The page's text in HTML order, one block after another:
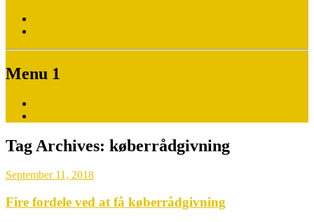
Menu 1
Tag Archives: køberrådgivning
September 11, 2018
Fire fordele ved at få køberrådgivning